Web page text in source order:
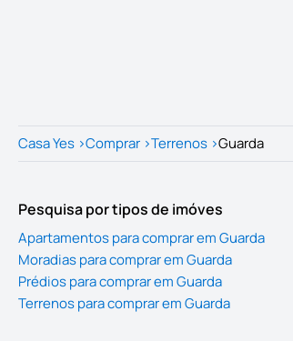
Casa Yes >Comprar >Terrenos >Guarda
Pesquisa por tipos de imóves
Apartamentos para comprar em Guarda
Moradias para comprar em Guarda
Prédios para comprar em Guarda
Terrenos para comprar em Guarda